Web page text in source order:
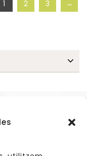
1 2 3 →